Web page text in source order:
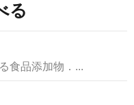
る
食品添加物．...